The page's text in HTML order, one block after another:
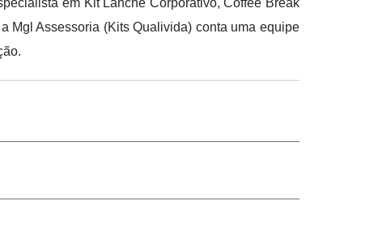
em Kit Lanche Corporativo, Coffee Break
Mgl Assessoria (Kits Qualivida) conta uma equipe